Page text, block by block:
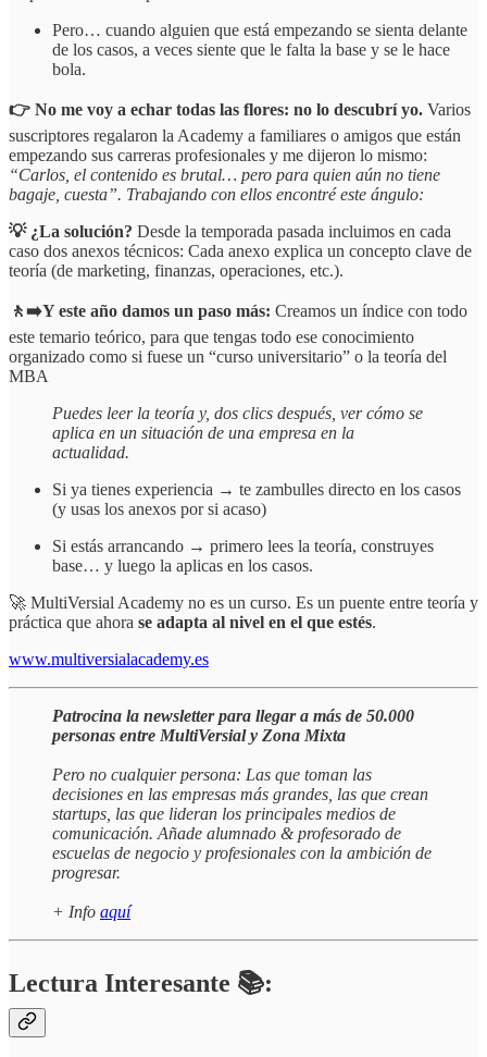
Pero… cuando alguien que está empezando se sienta delante
de los casos, a veces siente que le falta la base y se le hace
bola.
👉 No me voy a echar todas las flores: no lo descubrí yo. Varios
suscriptores regalaron la Academy a familiares o amigos que están
empezando sus carreras profesionales y me dijeron lo mismo:
“Carlos, el contenido es brutal… pero para quien aún no tiene
bagaje, cuesta”. Trabajando con ellos encontré este ángulo:
💡 ¿La solución? Desde la temporada pasada incluimos en cada
caso dos anexos técnicos: Cada anexo explica un concepto clave de
teoría (de marketing, finanzas, operaciones, etc.).
🚶‍➡️Y este año damos un paso más: Creamos un índice con todo
este temario teórico, para que tengas todo ese conocimiento
organizado como si fuese un “curso universitario” o la teoría del
MBA
Puedes leer la teoría y, dos clics después, ver cómo se
aplica en un situación de una empresa en la
actualidad.
Si ya tienes experiencia → te zambulles directo en los casos
(y usas los anexos por si acaso)
Si estás arrancando → primero lees la teoría, construyes
base… y luego la aplicas en los casos.
🚀 MultiVersial Academy no es un curso. Es un puente entre teoría y
práctica que ahora se adapta al nivel en el que estés.
www.multiversialacademy.es
Patrocina la newsletter para llegar a más de 50.000
personas entre MultiVersial y Zona Mixta
Pero no cualquier persona: Las que toman las
decisiones en las empresas más grandes, las que crean
startups, las que lideran los principales medios de
comunicación. Añade alumnado & profesorado de
escuelas de negocio y profesionales con la ambición de
progresar.
+ Info aquí
Lectura Interesante 📚: